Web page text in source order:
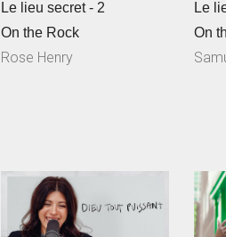
Le lieu secret - 2
On the Rock
Rose Henry
Le
On